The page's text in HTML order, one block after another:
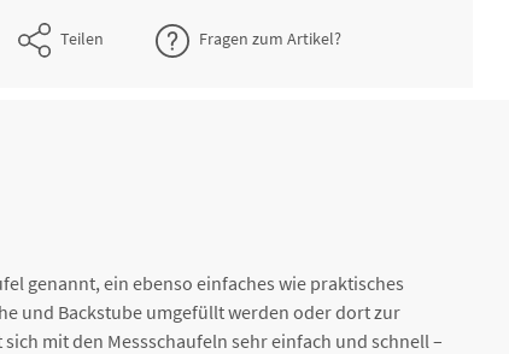
Teilen Fragen zum Artikel?
genannt, ein ebenso einfaches wie praktisches
und Backstube umgefüllt werden oder dort zur
mit den Messschaufeln sehr einfach und schnell –